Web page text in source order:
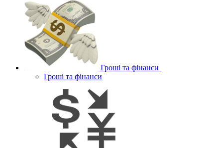
Гроші та фінанси
Гроші та фінанси